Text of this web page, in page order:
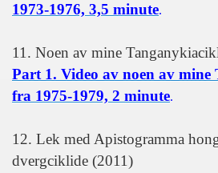
1973-1976, 3,5 minute.
11. Noen av mine
Part 1. Video av noen av
fra 1975-1979, 2 minute.
12. Lek med Apistogramma
dvergciklide (2011)